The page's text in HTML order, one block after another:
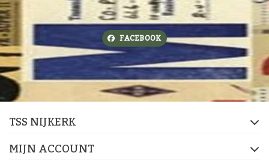
FACEBOOK
TSS NIJKERK
MIJN ACCOUNT